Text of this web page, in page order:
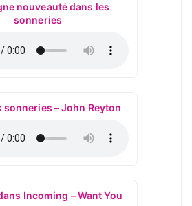
nouveauté dans les
sonneries
sonneries – John Reyton
Incoming – Want You